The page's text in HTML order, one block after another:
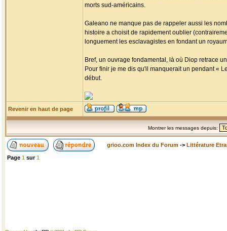
morts sud-américains.
Galeano ne manque pas de rappeler aussi les
histoire a choisit de rapidement oublier
longuement les esclavagistes en fondant un
Bref, un ouvrage fondamental, là où Diop retrace
Pour finir je me dis qu'il manquerait un pendant «
début.
Revenir en haut de page
Montrer les messages depuis:
grioo.com Index du Forum -> Littérature
Page 1 sur1